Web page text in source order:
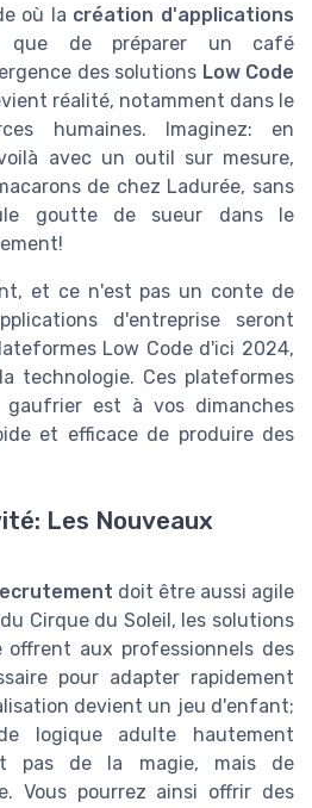
où la création d'applications
que de préparer un café
des solutions Low Code
réalité, notamment dans le
humaines. Imaginez: en
avec un outil sur mesure,
de chez Ladurée, sans
goutte de sueur dans le
et ce n'est pas un conte de
d'entreprise seront
Low Code d'ici 2024,
technologie. Ces plateformes
est à vos dimanches
et efficace de produire des
Les Nouveaux
doit être aussi agile
Cirque du Soleil, les solutions
offrent aux professionnels des
pour adapter rapidement
devient un jeu d'enfant;
logique adulte hautement
pas de la magie, mais de
Vous pourrez ainsi offrir des